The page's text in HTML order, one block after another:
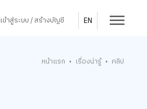
เข้าสู่ระบบ / สร้างบัญชี EN
หน้าแรก • เรื่องน่ารู้ • คลิป